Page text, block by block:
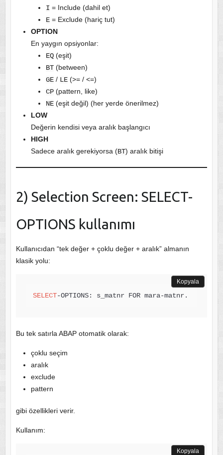
I = Include (dahil et)
E= Exclude (hariç tut)
OPTION
En yaygın opsiyonlar:
EQ(eşit)
BT(between)
GE/ LE(>= / <=)
CP(pattern, like)
NE(eşit değil) (her yerde önerilmez)
LOW
Değerin kendisi veya aralık başlangıcı
HIGH
Sadece aralık gerekiyorsa (BT) aralık bitişi
2) Selection Screen: SELECT-
OPTIONS kullanımı
Kullanıcıdan “tek değer + çoklu değer + aralık” almanın
klasik yolu:
SELECT-OPTIONS: s_matnr FOR mara-matnr.
Kopyala
Bu tek satırla ABAP otomatik olarak:
çoklu seçim
aralık
exclude
pattern
gibi özellikleri verir.
Kullanım:
Kopyala